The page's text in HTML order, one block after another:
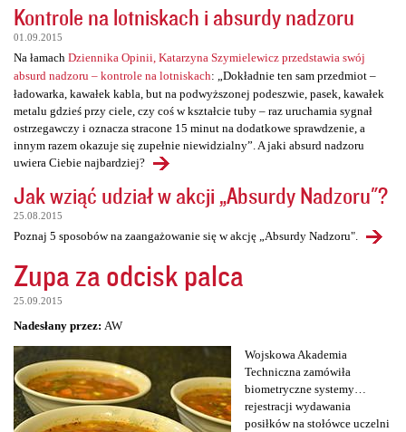
Kontrole na lotniskach i absurdy nadzoru
01.09.2015
Na łamach Dziennika Opinii, Katarzyna Szymielewicz przedstawia swój
absurd nadzoru – kontrole na lotniskach: „Dokładnie ten sam przedmiot –
ładowarka, kawałek kabla, but na podwyższonej podeszwie, pasek, kawałek
metalu gdzieś przy ciele, czy coś w kształcie tuby – raz uruchamia sygnał
ostrzegawczy i oznacza stracone 15 minut na dodatkowe sprawdzenie, a
innym razem okazuje się zupełnie niewidzialny”. A jaki absurd nadzoru
uwiera Ciebie najbardziej?
Jak wziąć udział w akcji „Absurdy Nadzoru"?
25.08.2015
Poznaj 5 sposobów na zaangażowanie się w akcję „Absurdy Nadzoru".
Zupa za odcisk palca
25.09.2015
Nadesłany przez: AW
Wojskowa Akademia
Techniczna zamówiła
biometryczne systemy…
rejestracji wydawania
posiłków na stołówce uczelni